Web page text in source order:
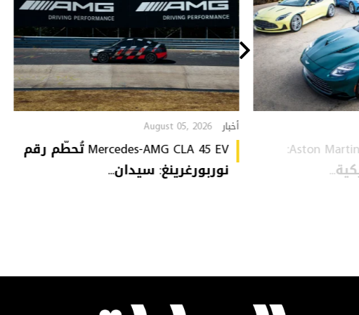
Aston Martin Heritage Collection:
أخبار August 05, 2026
Mercedes-AMG CLA 45 EV تُحطّم رقم
نوربورغرينغ: سيدان...